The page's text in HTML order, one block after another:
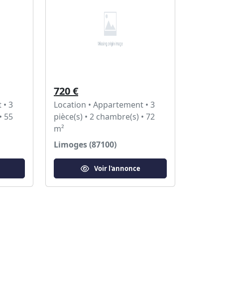
3
55
720 €
Location • Appartement • 3
pièce(s) • 2 chambre(s) • 72
m²
Limoges (87100)
Voir l'annonce